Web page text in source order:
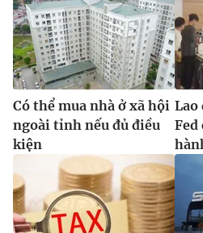
Có thể mua nhà ở xã hội
ngoài tỉnh nếu đủ điều
kiện
Lao
Fed